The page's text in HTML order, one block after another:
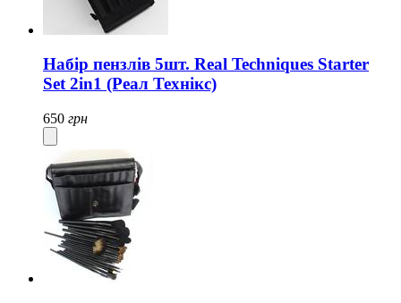
Набір пензлів 5шт. Real Techniques Starter
Set 2in1 (Реал Технікс)
650 грн